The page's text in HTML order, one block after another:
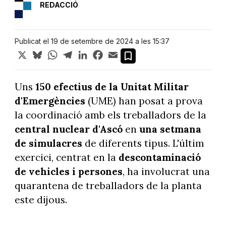
REDACCIÓ
Publicat el 19 de setembre de 2024 a les 15:37
X BlueskyWhatsApp
TelegramLinkedInFacebook
Email
Uns 150 efectius de la Unitat Militar
d'Emergències (UME) han posat a prova
la coordinació amb els treballadors de la
central nuclear d'Ascóen una setmana
de simulacres de diferents tipus. L'últim
exercici, centrat en la descontaminació
de vehicles i persones, ha involucrat una
quarantena de treballadors de la planta
este dijous.